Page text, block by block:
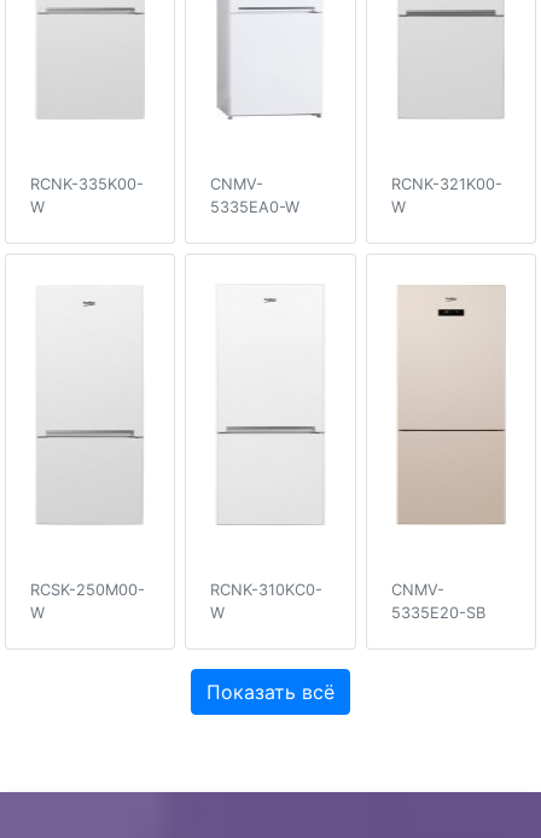
RCNK-335K00-
W
CNMV-
5335EA0-W
RCNK-321K00-
W
RCSK-250M00-
W
RCNK-310KC0-
W
CNMV-
5335E20-SB
Показать всё